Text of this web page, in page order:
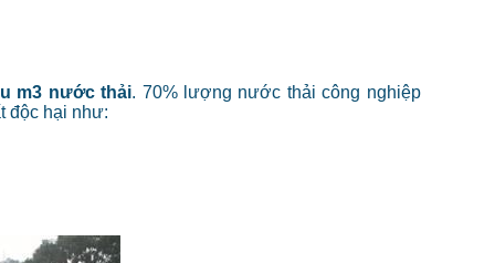
m3 nước thải. 70% lượng nước thải công nghiệp
độc hại như: